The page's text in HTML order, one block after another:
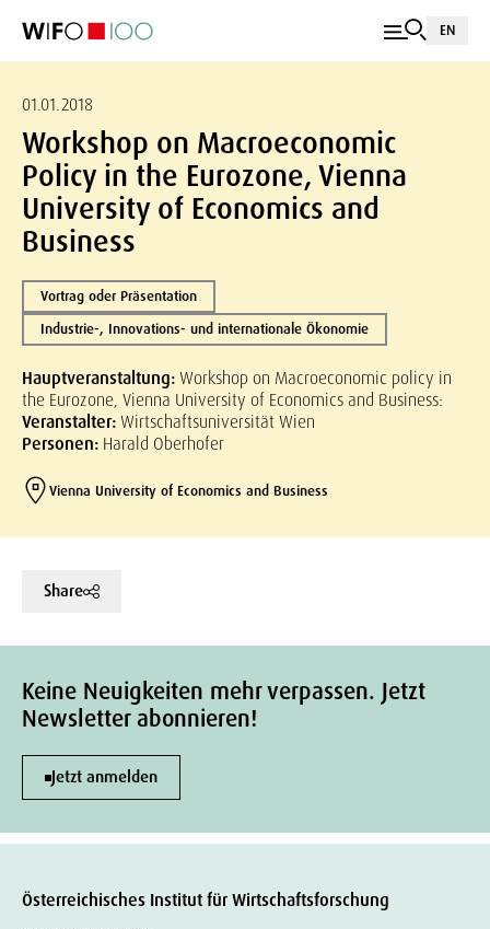
EN
01.01.2018
Workshop on Macroeconomic
Policy in the Eurozone, Vienna
University of Economics and
Business
Vortrag oder Präsentation
Industrie-, Innovations- und internationale Ökonomie
Hauptveranstaltung:Workshop on Macroeconomic policy in
the Eurozone, Vienna University of Economics and Business:
Veranstalter:Wirtschaftsuniversität Wien
Personen: Harald Oberhofer
Vienna University of Economics and Business
Share
Keine Neuigkeiten mehr verpassen. Jetzt
Newsletter abonnieren!
Jetzt anmelden
Österreichisches Institut für Wirtschaftsforschung